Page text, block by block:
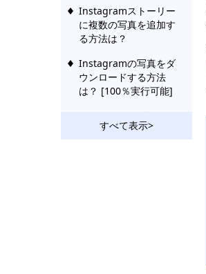
Instagramストーリー
に複数の写真を追加す
る方法は？
Instagramの写真をダ
ウンロードする方法
は？ [100％実行可能]
保存する方法は？
[100％実行可能な方法]
すべて表示>